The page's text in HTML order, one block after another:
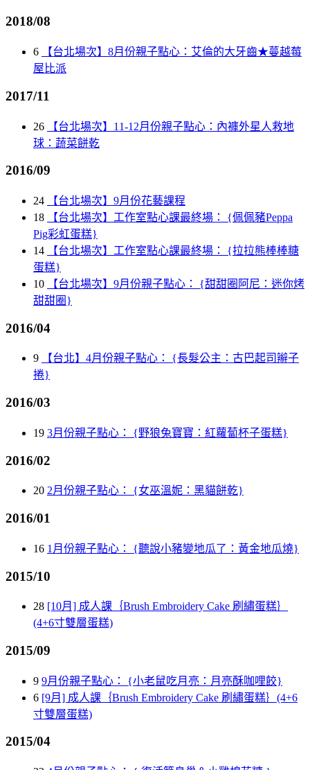
2018/08
6
【台北場次】8月份親子點心：艾倫的大牙齒★蔓越莓
屋比派
2017/11
26
【台北場次】11-12月份親子點心：內褲外星人救地
球：蔬菜餅乾
2016/09
24
【台北場次】9月份花藝課程
18
【台北場次】工作室點心課最終場： {佩佩豬Peppa
Pig彩虹蛋糕}
14
【台北場次】工作室點心課最終場： {拉拉熊棒棒糖
蛋糕}
10
【台北場次】9月份親子點心： {甜甜圈阿尼：迷你烤
甜甜圈}
2016/04
9
【台北】4月份親子點心： {長髮公主：古巴起司辮子
捲}
2016/03
19 3月份親子點心： {野狼兔寶寶：紅蘿蔔杯子蛋糕}
2016/02
20 2月份親子點心： {女巫溫妮：黑貓餅乾}
2016/01
16 1月份親子點心： {聽說小豬變地瓜了：黃金地瓜燒}
2015/10
28 [10月] 成人課｛Brush Embroidery Cake 刷繡蛋糕｝
(4+6寸雙層蛋糕)
2015/09
9 9月份親子點心： {小老鼠吃月亮：月亮酥咖哩餃}
6 [9月] 成人課｛Brush Embroidery Cake 刷繡蛋糕｝(4+6
寸雙層蛋糕)
2015/04